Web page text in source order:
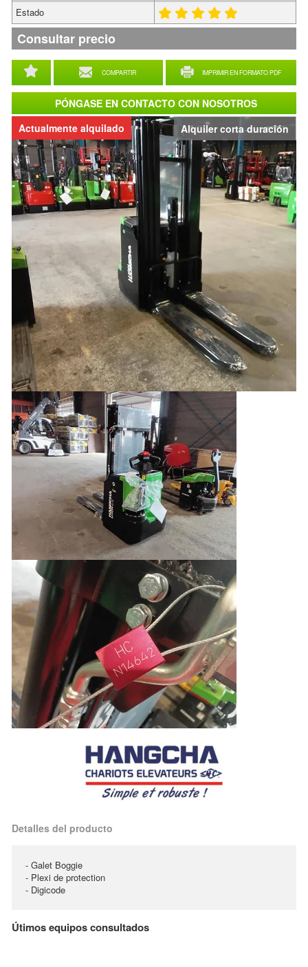
Alquiler corta duración
Actualmente alquilado
COMPARTIR IMPRIMIR EN FORMATO PDF
Estado
Consultar precio
Detalles del producto
- Galet Boggie
- Plexi de protection
- Digicode
PÓNGASE EN CONTACTO CON NOSOTROS
Útimos equipos consultados